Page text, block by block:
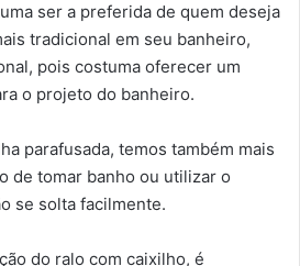
ser a preferida de quem deseja
tradicional em seu banheiro,
pois costuma oferecer um
o projeto do banheiro.
parafusada, temos também mais
de tomar banho ou utilizar o
se solta facilmente.
do ralo com caixilho, é